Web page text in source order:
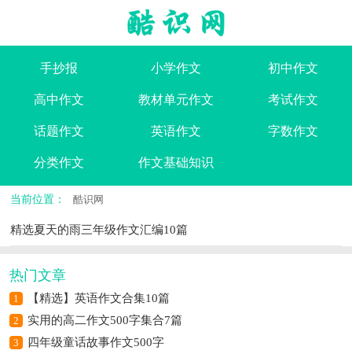
手抄报 小学作文 初中作文
高中作文 教材单元作文 考试作文
话题作文 英语作文 字数作文
分类作文 作文基础知识
当前位置： 酷识网
精选夏天的雨三年级作文汇编10篇
热门文章
1 【精选】英语作文合集10篇
2 实用的高二作文500字集合7篇
3 四年级童话故事作文500字